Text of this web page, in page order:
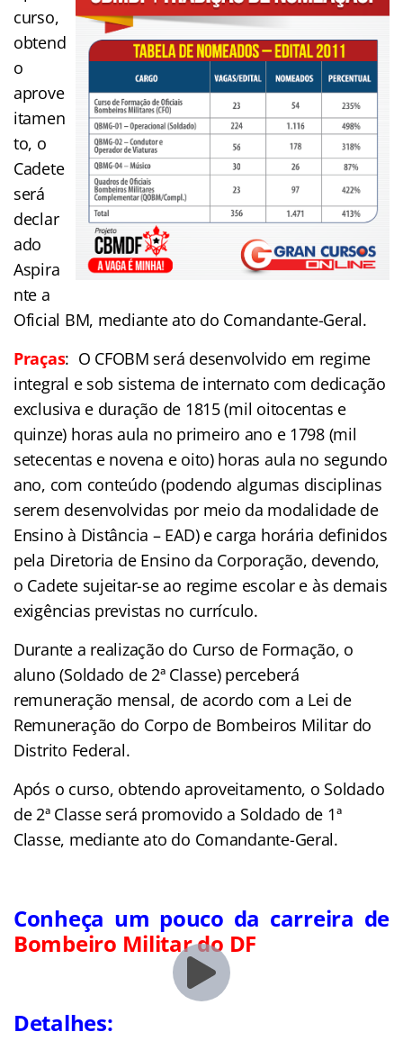
curso,
obtend
o
aprove
itamen
to, o
Cadete
será
declar
ado
Aspira
nte a
Oficial BM, mediante ato do Comandante-Geral.
Praças: O CFOBM será desenvolvido em regime
integral e sob sistema de internato com dedicação
exclusiva e duração de 1815 (mil oitocentas e
quinze) horas aula no primeiro ano e 1798 (mil
setecentas e novena e oito) horas aula no segundo
ano, com conteúdo (podendo algumas disciplinas
serem desenvolvidas por meio da modalidade de
Ensino à Distância – EAD) e carga horária definidos
pela Diretoria de Ensino da Corporação, devendo,
o Cadete sujeitar-se ao regime escolar e às demais
exigências previstas no currículo.
Durante a realização do Curso de Formação, o
aluno (Soldado de 2ª Classe) perceberá
remuneração mensal, de acordo com a Lei de
Remuneração do Corpo de Bombeiros Militar do
Distrito Federal.
Após o curso, obtendo aproveitamento, o Soldado
de 2ª Classe será promovido a Soldado de 1ª
Classe, mediante ato do Comandante-Geral.
Conheça um pouco da carreira de
Bombeiro Militar do DF
Detalhes: